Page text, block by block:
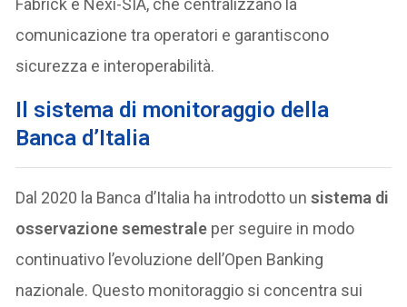
comunicazione tra operatori e garantiscono
sicurezza e interoperabilità.
Il sistema di monitoraggio della
Banca d’Italia
Dal 2020 la Banca d’Italia ha introdotto unsistema di
osservazione semestrale per seguire in modo
continuativo l’evoluzione dell’Open Banking
nazionale. Questo monitoraggio si concentra sui